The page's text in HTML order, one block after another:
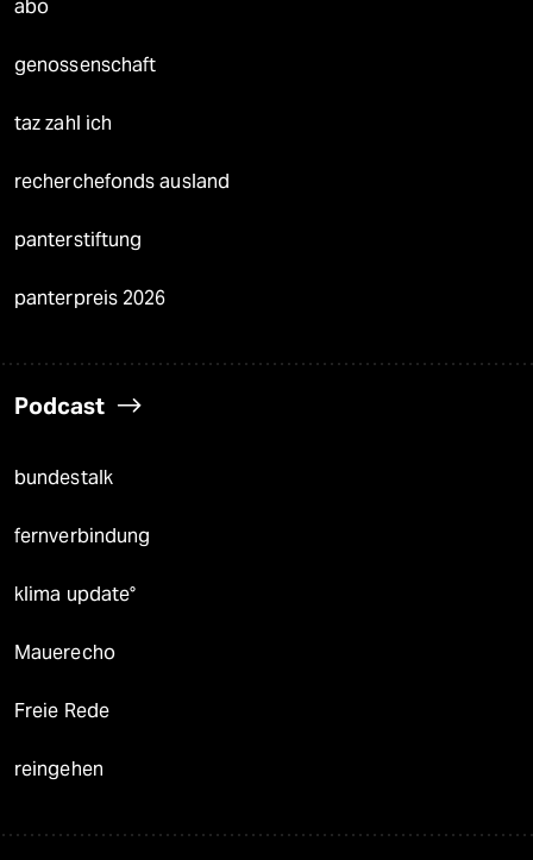
abo
genossenschaft
taz zahl ich
recherchefonds ausland
panterstiftung
panterpreis 2026
Podcast
bundestalk
fernverbindung
klima update°
Mauerecho
Freie Rede
reingehen